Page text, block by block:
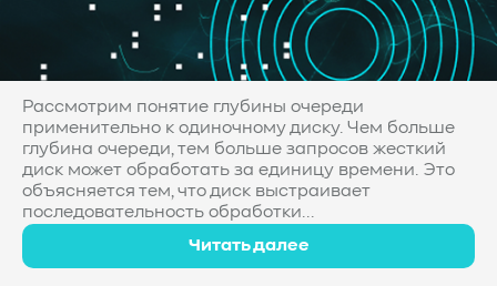
Рассмотрим понятие глубины очереди
применительно к одиночному диску. Чем больше
глубина очереди, тем больше запросов жесткий
диск может обработать за единицу времени. Это
объясняется тем, что диск выстраивает
последовательность обработки...
Читать далее